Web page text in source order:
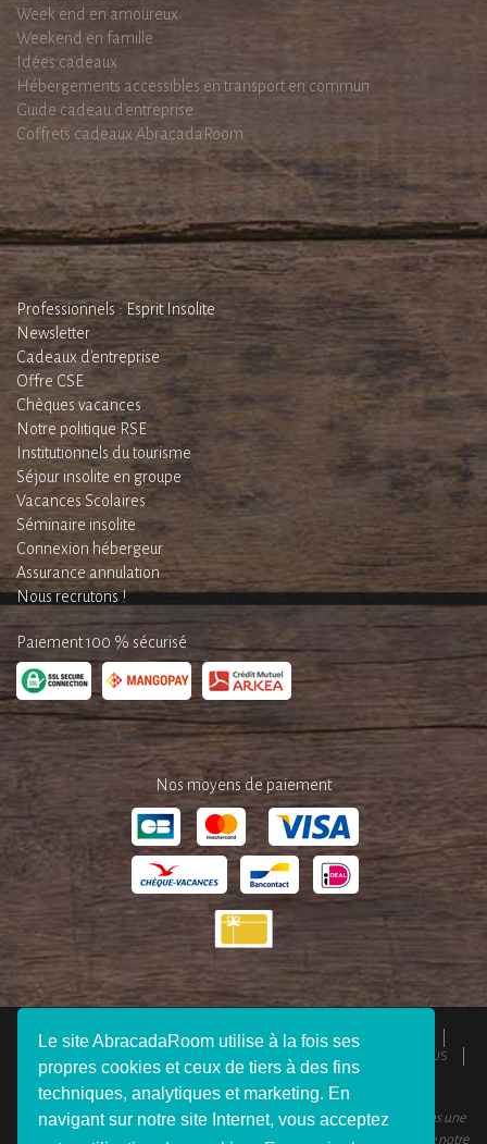
Le site AbracadaRoom utilise à la fois ses
propres cookies et ceux de tiers à des fins
techniques, analytiques et marketing. En
navigant sur notre site Internet, vous acceptez
Week end en amoureux
Weekend en famille
Idées cadeaux
Hébergements accessibles en transport en commun
Guide cadeau d'entreprise
Coffrets cadeaux AbracadaRoom
Professionnels : Esprit Insolite
Newsletter
Cadeaux d'entreprise
Offre CSE
Chèques vacances
Notre politique RSE
Institutionnels du tourisme
Séjour insolite en groupe
Vacances Scolaires
Séminaire insolite
Connexion hébergeur
Assurance annulation
Nous recrutons !
Paiement 100 % sécurisé
Nos moyens de paiement
QUI SOMMES-NOUS ? ESPACE PRESSE
MENTIONS LÉGALES
REJOIGNEZ-NOUS
CONNEXION VOYAGEUR
FAQ CONTACTEZ-NOUS
© 2012 - 2026 AbracadaRoom Tous droits réservés. AbracadaRoom n’est pas une
agence de voyage et ne facture aucun frais de service pour les utilisateurs de notre